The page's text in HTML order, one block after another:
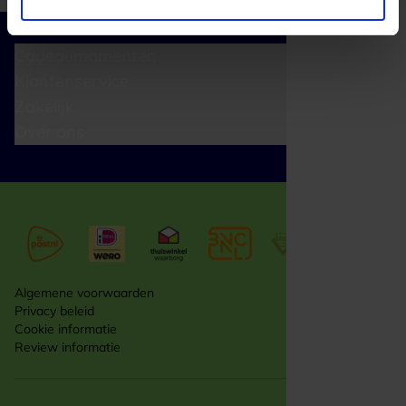
Algemene voorwaarden
Privacy beleid
Cookie informatie
Review informatie